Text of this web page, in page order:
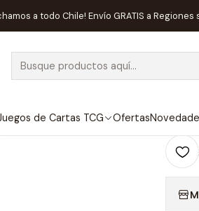
de Cartas TCG Ofertas
a todo Chile! Envío GRATIS a
Juegos de Mesa Editorial Maldito